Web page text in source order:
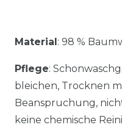
Material: 98 %
Pflege:
bleichen, Trocknen
Beanspruchung,
keine chemische